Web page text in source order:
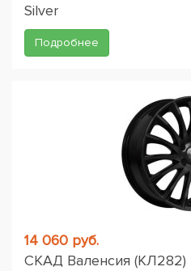
Silver
Подробнее
14 060 руб.
СКАД Валенсия (КЛ282)